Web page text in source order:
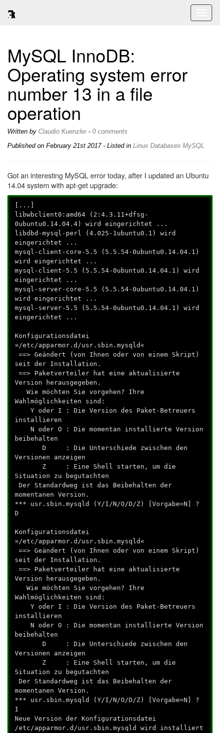
MySQL InnoDB:
Operating system error
number 13 in a file
operation
Written by Claudio Kuenzler- 0 comments
Published on February 21st 2017- Listed in Linux Databases MySQL
Got an interesting MySQL error today, after I updated an Ubuntu
14.04 system with apt-get upgrade:
[...]
libwbclient0:amd64 (2:4.3.11+dfsg-
0ubuntu0.14.04.4) wird eingerichtet ...
libdbd-mysql-perl (4.025-1ubuntu0.1) wird
eingerichtet ...
mysql-client-core-5.5 (5.5.54-0ubuntu0.14.04.1)
wird eingerichtet ...
mysql-client-5.5 (5.5.54-0ubuntu0.14.04.1) wird
eingerichtet ...
mysql-server-core-5.5 (5.5.54-0ubuntu0.14.04.1)
wird eingerichtet ...
mysql-server-5.5 (5.5.54-0ubuntu0.14.04.1) wird
eingerichtet ...
Konfigurationsdatei
»/etc/apparmor.d/usr.sbin.mysqld«
==> Geändert (von Ihnen oder von einem Skript)
seit der Installation.
==> Paketverteiler hat eine aktualisierte
Version herausgegeben.
Wie möchten Sie vorgehen? Ihre
Wahlmöglichkeiten sind:
Y oder I : Die Version des Paket-Betreuers
installieren
N oder O : Die momentan installierte Version
beibehalten
D : Die Unterschiede zwischen den
Versionen anzeigen
Z : Eine Shell starten, um die
Situation zu begutachten
Der Standardweg ist das Beibehalten der
momentanen Version.
*** usr.sbin.mysqld (Y/I/N/O/D/Z) [Vorgabe=N] ?
D
Konfigurationsdatei
»/etc/apparmor.d/usr.sbin.mysqld«
==> Geändert (von Ihnen oder von einem Skript)
seit der Installation.
==> Paketverteiler hat eine aktualisierte
Version herausgegeben.
Wie möchten Sie vorgehen? Ihre
Wahlmöglichkeiten sind:
Y oder I : Die Version des Paket-Betreuers
installieren
N oder O : Die momentan installierte Version
beibehalten
D : Die Unterschiede zwischen den
Versionen anzeigen
Z : Eine Shell starten, um die
Situation zu begutachten
Der Standardweg ist das Beibehalten der
momentanen Version.
*** usr.sbin.mysqld (Y/I/N/O/D/Z) [Vorgabe=N] ?
I
Neue Version der Konfigurationsdatei
/etc/apparmor.d/usr.sbin.mysqld wird installiert